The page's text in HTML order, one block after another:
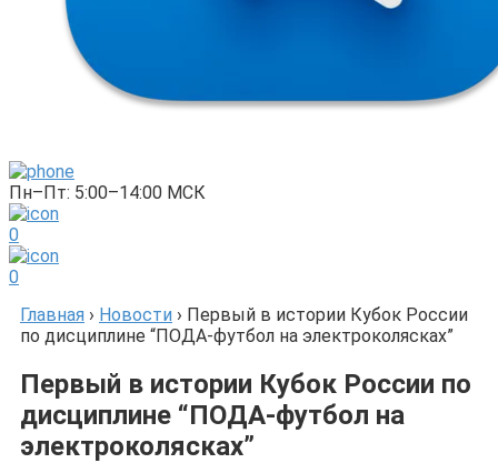
Пн–Пт: 5:00–14:00 МСК
0
0
Главная › Новости › Первый в истории Кубок России
по дисциплине “ПОДА-футбол на электроколясках”
Первый в истории Кубок России по
дисциплине “ПОДА-футбол на
электроколясках”